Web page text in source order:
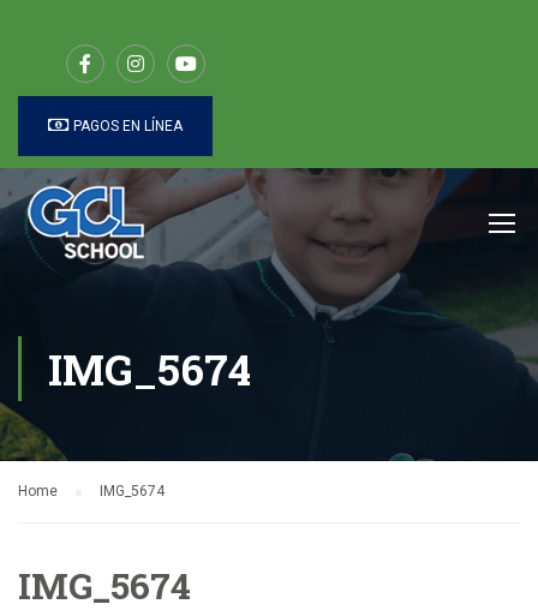
PAGOS EN LÍNEA
IMG_5674
Home IMG_5674
IMG_5674